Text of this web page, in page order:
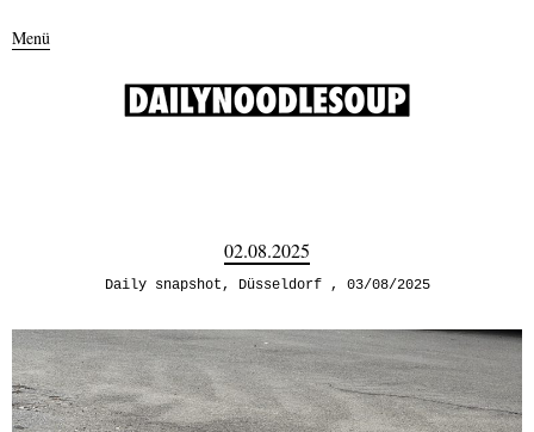
Menü
02.08.2025
Daily snapshot, Düsseldorf 03/08/2025